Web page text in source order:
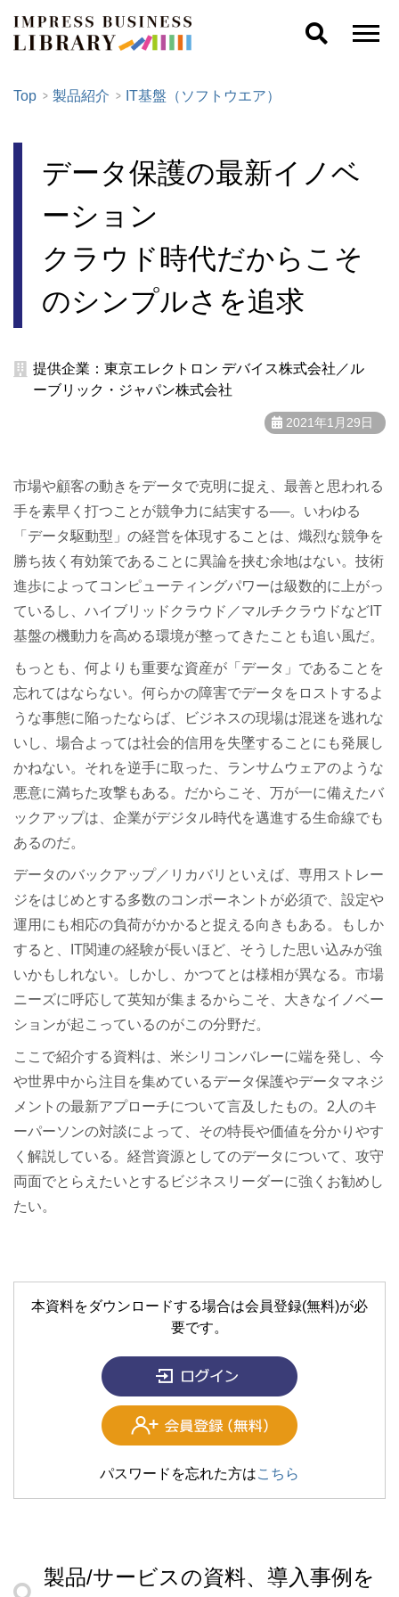
Top 製品紹介 IT基盤（ソフトウエア）
データ保護の最新イノベ
ーション
クラウド時代だからこそ
のシンプルさを追求
提供企業：東京エレクトロン デバイス株式会社／ル
ーブリック・ジャパン株式会社
2021年1月29日
市場や顧客の動きをデータで克明に捉え、 最善と思われる
手を素早く打つことが競争力に結実する──。 いわゆる
「データ駆動型」の経営を体現することは、 熾烈な競争を
勝ち抜く有効策であることに異論を挟む余地はない。 技術
進歩によってコンピューティングパワーは級数的に上がっ
ているし、ハイブリッドクラウド／マルチクラウドなどIT
基盤の機動力を高める環境が整ってきたこ とも追い風だ。
もっとも、何よりも重要な資産が「データ」 であることを
忘れてはならない。 何らかの障害でデータをロストするよ
うな事態に陥ったならば、
ビジネスの現場は混迷を逃れな
いし、 場合よっては社会的信用を失墜することにも発展し
かねない。 それを逆手に取った、 ランサムウェアのような
悪意に満ちた攻撃もある。だからこそ、 万が一に備えたバ
ックアップは、 企業がデジタル時代を邁進する生命線でも
あるのだ。
データのバックアップ／リカバリといえば、 専用ストレー
ジをはじめとする多数のコンポーネントが必須で、 設定や
運用にも相応の負荷がかかると捉える向きもある。
もしか
すると、IT関連の経験が長いほど、 そうした思い込みが強
いかもしれない。しかし、 かつてとは様相が異なる。 市場
ニーズに呼応して英知が集まるからこそ、 大きなイノベー
ションが起こっているのがこの分野だ。
ここで紹介する資料は、米シリコンバレーに端を発し、 今
や世界中から注目を集めているデータ保護やデータマネジ
メント の最新アプローチについて言及したもの。 2人のキ
ーパーソンの対談によって、 その特長や価値を分かりやす
く解説している。 経営資源としてのデータについて、 攻守
両面でとらえたいとするビジネスリーダーに強くお勧めし
たい。
本資料をダウンロードする場合は会員登録(無料)が必
要です。
パスワードを忘れた方はこちら
製品/サービスの資料、導入事例を